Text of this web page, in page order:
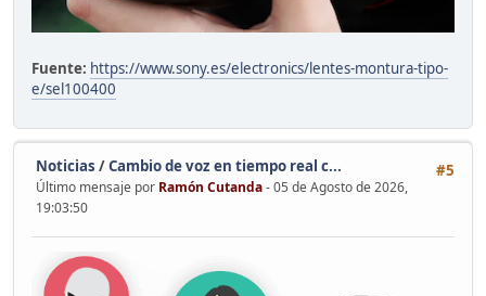
Fuente: https://www.sony.es/electronics/lentes-montura-tipo-
e/sel100400
#5
Noticias /Cambio de voz en tiempo real c...
Último mensaje por Ramón Cutanda- 05 de Agosto de 2026,
19:03:50